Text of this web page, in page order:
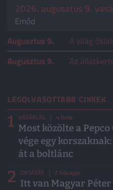
2026. augusztus 9.
Emőd
Augusztus 9.
A világ
Augusztus 9.
Az
LEGOLVASOTTABB CIKKEK
1 VÁSÁRLÁS | 4 hete
Most közölte a
vége egy
át a boltlánc
2 OKTATÁS | 2 hónapja
Itt van Magyar